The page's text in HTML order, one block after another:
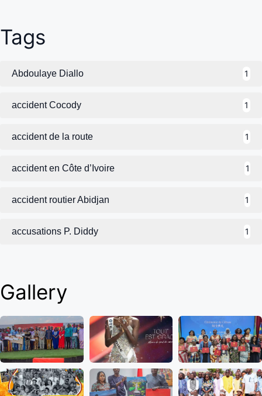
Tags
Abdoulaye Diallo 1
accident Cocody 1
accident de la route 1
accident en Côte d’Ivoire 1
accident routier Abidjan 1
accusations P. Diddy 1
Gallery